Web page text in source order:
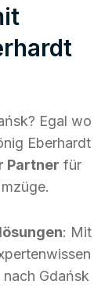
Egal wo
Eberhardt
Partner für
: Mit
Gdańsk